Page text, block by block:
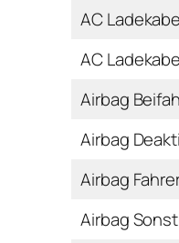
AC
AC
Airbag
Airbag
Airbag
Airbag